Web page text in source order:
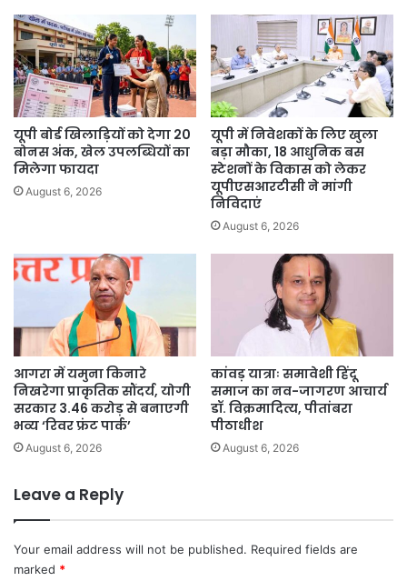
यूपी बोर्ड खिलाड़ियों को देगा 20
बोनस अंक, खेल उपलब्धियों का
मिलेगा फायदा
August 6, 2026
यूपी में निवेशकों के लिए खुला
बड़ा मौका, 18 आधुनिक बस
स्टेशनों के विकास को लेकर
यूपीएसआरटीसी ने मांगी
निविदाएं
August 6, 2026
आगरा में यमुना किनारे
निखरेगा प्राकृतिक सौंदर्य, योगी
सरकार 3.46 करोड़ से बनाएगी
भव्य ‘रिवर फ्रंट पार्क’
August 6, 2026
कांवड़ यात्राः समावेशी हिंदू
समाज का नव-जागरण आचार्य
डॉ. विक्रमादित्य, पीतांबरा
पीठाधीश
August 6, 2026
Leave a Reply
Your email address will not be published. Required fields are
marked *